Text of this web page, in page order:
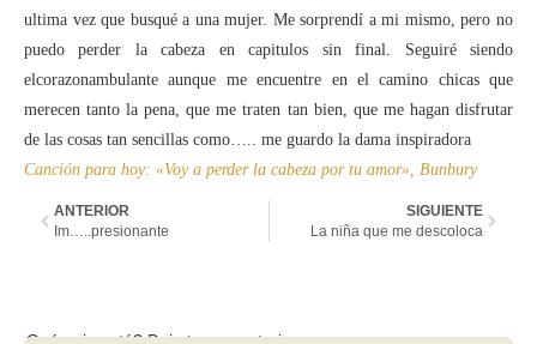
ultima vez que busqué a una mujer. Me sorprendí a mi mismo, pero no
puedo perder la cabeza en capitulos sin final. Seguiré siendo
elcorazonambulante aunque me encuentre en el camino chicas que
merecen tanto la pena, que me traten tan bien, que me hagan disfrutar
de las cosas tan sencillas como….. me guardo la dama inspiradora
Canción para hoy: «Voy a perder la cabeza por tu amor», Bunbury
ANTERIOR
Im…..presionante
SIGUIENTE
La niña que me descoloca